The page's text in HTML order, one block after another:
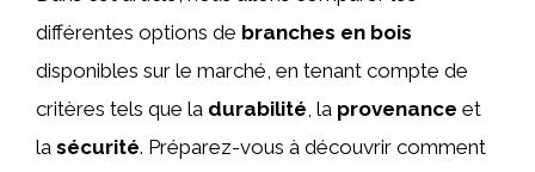
différentes options de branches en bois
disponibles sur le marché, en tenant compte de
critères tels que la durabilité, la provenance et
la sécurité. Préparez-vous à découvrir comment